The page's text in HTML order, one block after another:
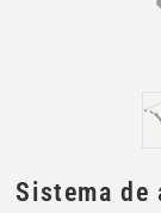
Sistema